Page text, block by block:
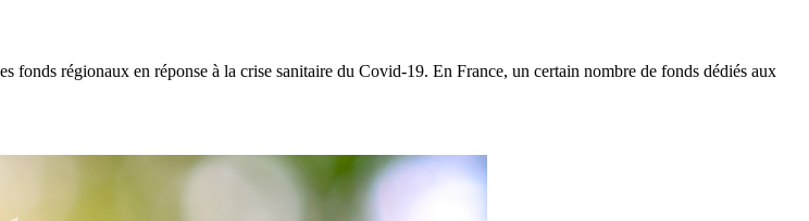
fonds régionaux en réponse à la crise sanitaire du Covid-19. En France, un certain nombre de fonds dédiés aux